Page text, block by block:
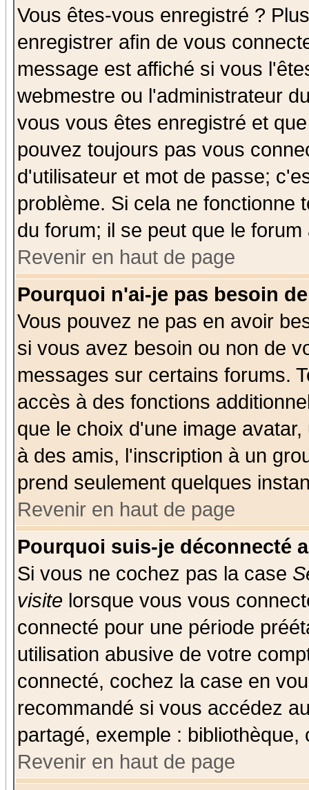
Vous êtes-vous enregistré ?
enregistrer afin de vous
message est affiché si vous
webmestre ou l'administrateur
vous vous êtes enregistré et
pouvez toujours pas vous
d'utilisateur et mot de passe;
problème. Si cela ne fonctionne
du forum; il se peut que le
Revenir en haut de page
Pourquoi n'ai-je pas besoin
Vous pouvez ne pas en avoir
si vous avez besoin ou non de
messages sur certains forums.
accès à des fonctions
que le choix d'une image
à des amis, l'inscription à un
prend seulement quelques
Revenir en haut de page
Pourquoi suis-je déconnecté
Si vous ne cochez pas la case
visite lorsque vous vous
connecté pour une période
utilisation abusive de votre
connecté, cochez la case en
recommandé si vous accédez
partagé, exemple :
Revenir en haut de page